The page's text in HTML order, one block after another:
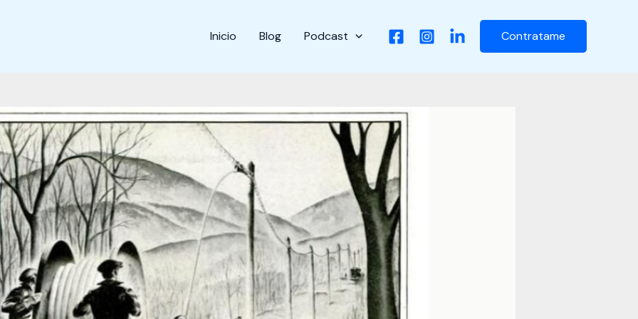
Inicio Blog Podcast Contratame